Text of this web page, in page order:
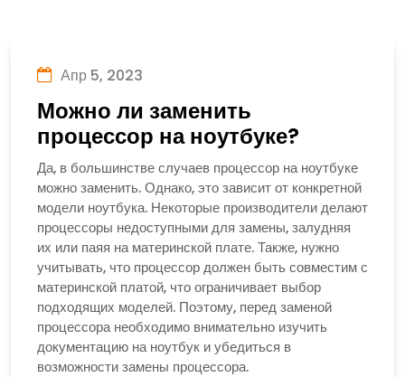
Апр 5, 2023
Можно ли заменить
процессор на ноутбуке?
Да, в большинстве случаев процессор на ноутбуке
можно заменить. Однако, это зависит от конкретной
модели ноутбука. Некоторые производители делают
процессоры недоступными для замены, залудняя
их или паяя на материнской плате. Также, нужно
учитывать, что процессор должен быть совместим с
материнской платой, что ограничивает выбор
подходящих моделей. Поэтому, перед заменой
процессора необходимо внимательно изучить
документацию на ноутбук и убедиться в
возможности замены процессора.